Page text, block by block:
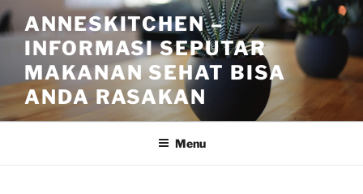
Skip
to
content
ANNESKITCHEN –
INFORMASI SEPUTAR
MAKANAN SEHAT BISA
ANDA RASAKAN
Menu